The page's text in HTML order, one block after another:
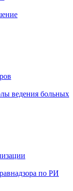
ведения больных
по РИ